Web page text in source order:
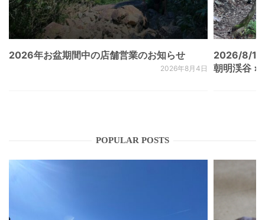
2026年お盆期間中の店舗営業のお知らせ
2026年8月4日
2026/8/
朝明渓谷 ×
POPULAR POSTS